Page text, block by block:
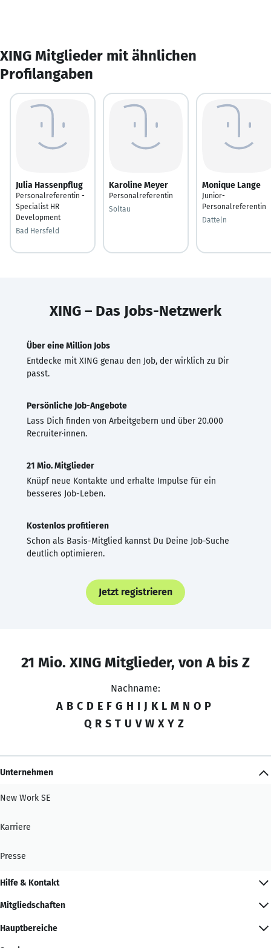
XING Mitglieder mit ähnlichen
Profilangaben
Julia Hassenpflug
Personalreferentin -
Specialist HR
Development
Bad Hersfeld
Karoline Meyer
Personalreferentin
Soltau
Monique Lange
Junior-
Personalreferentin
Datteln
XING – Das Jobs-Netzwerk
Über eine Million Jobs
Entdecke mit XING genau den Job, der wirklich zu Dir
passt.
Persönliche Job-Angebote
Lass Dich finden von Arbeitgebern und über 20.000
Recruiter·innen.
21 Mio. Mitglieder
Knüpf neue Kontakte und erhalte Impulse für ein
besseres Job-Leben.
Kostenlos profitieren
Schon als Basis-Mitglied kannst Du Deine Job-Suche
deutlich optimieren.
Jetzt registrieren
21 Mio. XING Mitglieder, von A bis Z
Nachname:
A B C D E F G H I J K L M N O P
Q R S T U V W X Y Z
Unternehmen
New Work SE
Karriere
Presse
Hilfe & Kontakt
Mitgliedschaften
Hauptbereiche